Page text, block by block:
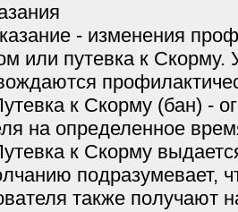
- изменения
или путевка к Скорму.
к Скорму (бан) -
на определенное
к Скорму
подразумевает,
также получают